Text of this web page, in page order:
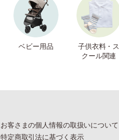
ベビー用品
子供衣料・ス
クール関連
お客さまの個人情報の取扱いについて
特定商取引法に基づく表示